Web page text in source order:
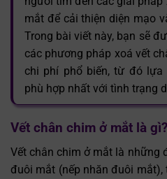
mắt để cải thiện diện mạo
Trong bài viết này, bạn sẽ
các phương pháp xoá vết
chi phí phổ biến, từ đó
phù hợp nhất với tình trạng
Vết chân chim ở mắt là gì?
Vết chân chim ở mắt là những
đuôi mắt (nếp nhăn đuôi